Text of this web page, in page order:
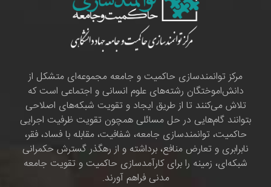
مرکز توانمندسازی حاکمیت و جامعه مجموعه‌ای متشکل از
دانش‌اموختگان رشته‌های علوم انسانی و اجتماعی است که
تلاش می‌کنند تا از طریق ایجاد و تقویت شبکه‌های اصلاحی
بتوانند گام‌هایی در حل مسائلی همچون تقویت ظرفیت اجرایی
حاکمیت، توانمندسازی جامعه، شفافیت، مقابله با فساد، فقر،
نابرابری و تعارض منافع، برداشته و از رهگذر گسترش حکمرانی
شبکه‌ای، زمینه را برای کارآمدسازی حاکمیت و تقویت جامعه
مدنی فراهم آورند.